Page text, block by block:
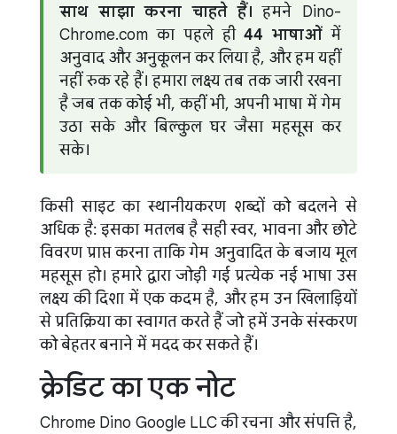
साथ साझा करना चाहते हैं। हमने Dino-
Chrome.com का पहले ही44 भाषाओंमें
अनुवाद और अनुकूलन कर लिया है, और हम यहीं
नहीं रुक रहे हैं। हमारा लक्ष्य तब तक जारी रखना
है जब तक कोई भी, कहीं भी, अपनी भाषा में गेम
उठा सके और बिल्कुल घर जैसा महसूस कर
सके।
किसी साइट का स्थानीयकरण शब्दों को बदलने से
अधिक है: इसका मतलब है सही स्वर, भावना और छोटे
विवरण प्राप्त करना ताकि गेम अनुवादित के बजाय मूल
महसूस हो। हमारे द्वारा जोड़ी गई प्रत्येक नई भाषा उस
लक्ष्य की दिशा में एक कदम है, और हम उन खिलाड़ियों
से प्रतिक्रिया का स्वागत करते हैं जो हमें उनके संस्करण
को बेहतर बनाने में मदद कर सकते हैं।
क्रेडिट का एक नोट
Chrome Dino Google LLC की रचना और संपत्ति है,